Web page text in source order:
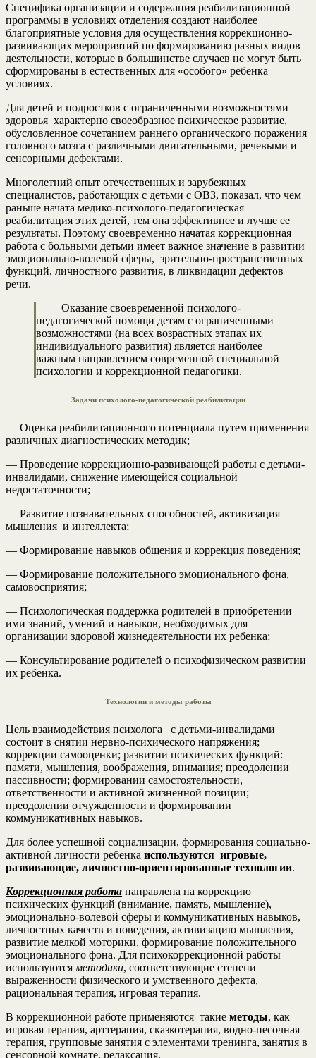
Специфика организации и содержания реабилитационной
программы в условиях отделения создают наиболее
благоприятные условия для осуществления коррекционно-
развивающих мероприятий по формированию разных видов
деятельности, которые в большинстве случаев не могут быть
сформированы в естественных для «особого» ребенка
условиях.
Для детей и подростков с ограниченными возможностями
здоровья характерно своеобразное психическое развитие,
обусловленное сочетанием раннего органического поражения
головного мозга с различными двигательными, речевыми и
сенсорными дефектами.
Многолетний опыт отечественных и зарубежных
специалистов, работающих с детьми с ОВЗ, показал, что чем
раньше начата медико-психолого-педагогическая
реабилитация этих детей, тем она эффективнее и лучше ее
результаты. Поэтому своевременно начатая коррекционная
работа с больными детьми имеет важное значение в развитии
эмоционально-волевой сферы, зрительно-пространственных
функций, личностного развития, в ликвидации дефектов
речи.
Оказание своевременной психолого-
педагогической помощи детям с ограниченными
возможностями (на всех возрастных этапах их
индивидуального развития) является наиболее
важным направлением современной специальной
психологии и коррекционной педагогики.
Задачи психолого-педагогической реабилитации
— Оценка реабилитационного потенциала путем применения
различных диагностических методик;
— Проведение коррекционно-развивающей работы с детьми-
инвалидами, снижение имеющейся социальной
недостаточности;
— Развитие познавательных способностей, активизация
мышления и интеллекта;
— Формирование навыков общения и коррекция поведения;
— Формирование положительного эмоционального фона,
самовосприятия;
— Психологическая поддержка родителей в приобретении
ими знаний, умений и навыков, необходимых для
организации здоровой жизнедеятельности их ребенка;
— Консультирование родителей о психофизическом развитии
их ребенка.
Технологии и методы работы
Цель взаимодействия психолога с детьми-инвалидами
состоит в снятии нервно-психического напряжения;
коррекции самооценки; развитии психических функций:
памяти, мышления, воображения, внимания; преодолении
пассивности; формировании самостоятельности,
ответственности и активной жизненной позиции;
преодолении отчужденности и формировании
коммуникативных навыков.
Для более успешной социализации, формирования социально-
активной личности ребенка используются игровые,
развивающие, личностно-ориентированные технологии.
Коррекционная работа направлена на коррекцию
психических функций (внимание, память, мышление),
эмоционально-волевой сферы и коммуникативных навыков,
личностных качеств и поведения, активизацию мышления,
развитие мелкой моторики, формирование положительного
эмоционального фона. Для психокоррекционной работы
используются методики, соответствующие степени
выраженности физического и умственного дефекта,
рациональная терапия, игровая терапия.
В коррекционной работе применяются такие методы, как
игровая терапия, арттерапия, сказкотерапия, водно-песочная
терапия, групповые занятия с элементами тренинга, занятия в
сенсорной комнате, релаксация.